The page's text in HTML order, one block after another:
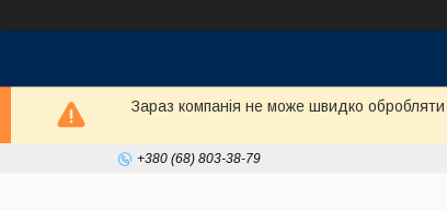
Зараз компанія не може швидко
+380 (68) 803-38-79